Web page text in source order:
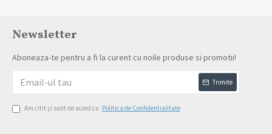
Newsletter
Aboneaza-te pentru a fi la curent cu noile produse si promotii!
Trimite
Am citit şi sunt de acord cu Politica de Confidentialitate